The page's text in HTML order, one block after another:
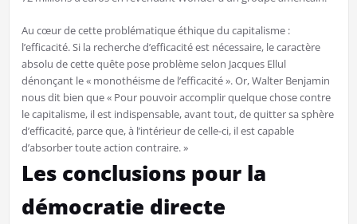
Au cœur de cette problématique éthique du capitalisme :
l’efficacité. Si la recherche d’efficacité est nécessaire, le caractère
absolu de cette quête pose problème selon Jacques Ellul
dénonçant le « monothéisme de l’efficacité ». Or, Walter Benjamin
nous dit bien que « Pour pouvoir accomplir quelque chose contre
le capitalisme, il est indispensable, avant tout, de quitter sa sphère
d’efficacité, parce que, à l’intérieur de celle-ci, il est capable
d’absorber toute action contraire. »
Les conclusions pour la
démocratie directe